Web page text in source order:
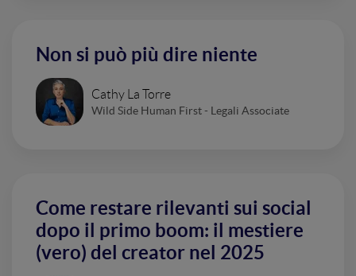
Non si può più dire niente
Cathy La Torre
Wild Side Human First - Legali Associate
Come restare rilevanti sui social
dopo il primo boom: il mestiere
(vero) del creator nel 2025